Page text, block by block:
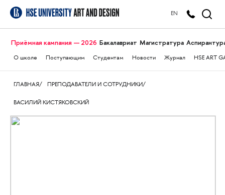
EN
Приёмная кампания — 2026 Бакалавриат Магистратура
О школе Поступающим Студентам Новости Журнал HSE ART
ГЛАВНАЯ ПРЕПОДАВАТЕЛИ И СОТРУДНИКИ
ВАСИЛИЙ КИСТЯКОВСКИЙ